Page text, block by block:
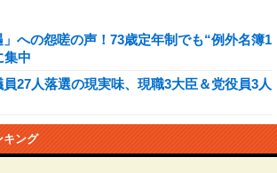
への怨嗟の声！73歳定年制でも“例外名簿1
集中
27人落選の現実味、現職3大臣＆党役員3人
キング